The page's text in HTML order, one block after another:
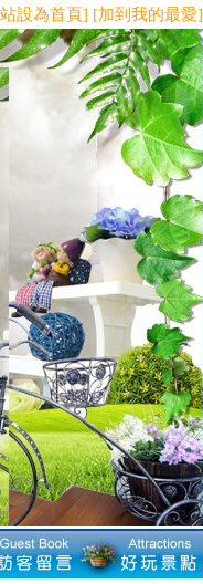
設為首頁] [加到我的最愛]